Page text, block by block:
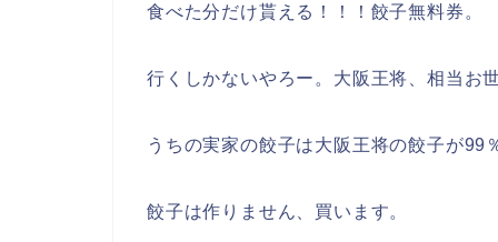
食べた分だけ貰える！！！餃子無料券。
行くしかないやろー。大阪王将、相当お
うちの実家の餃子は大阪王将の餃子が99
餃子は作りません、買います。